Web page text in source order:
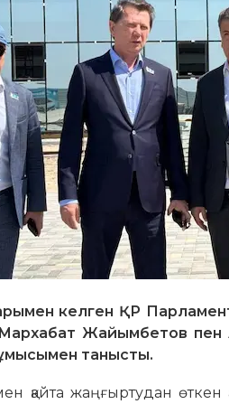
келген ҚР
Жайымбетов пен
танысты.
қайта жаңғыртудан